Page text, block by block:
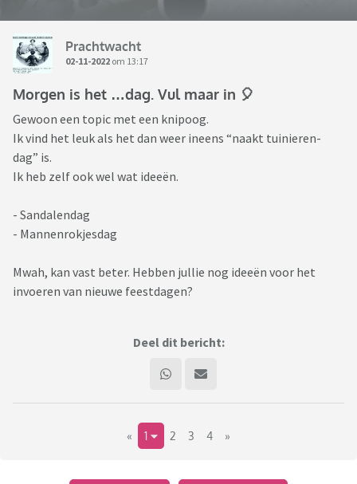
Prachtwacht
02-11-2022 om 13:17
Morgen is het …dag. Vul maar in 🎈
Gewoon een topic met een knipoog.
Ik vind het leuk als het dan weer ineens “naakt tuinieren-
dag” is.
Ik heb zelf ook wel wat ideeën.
- Sandalendag
- Mannenrokjesdag
Mwah, kan vast beter. Hebben jullie nog ideeën voor het
invoeren van nieuwe feestdagen?
Deel dit bericht:
« 1 2 3 4 »